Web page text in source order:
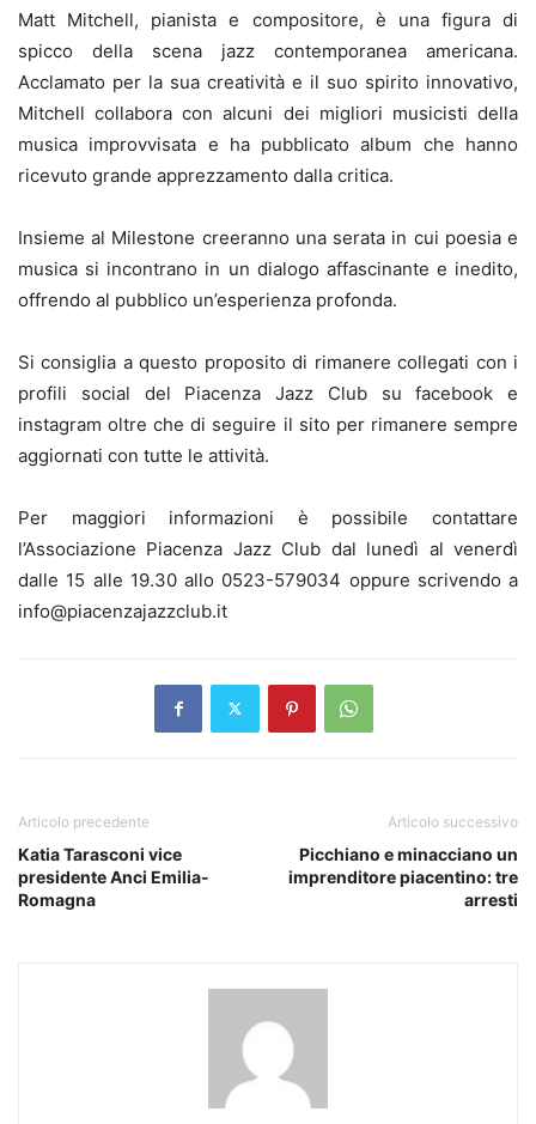
Matt Mitchell, pianista e compositore, è una figura di
spicco della scena jazz contemporanea americana.
Acclamato per la sua creatività e il suo spirito innovativo,
Mitchell collabora con alcuni dei migliori musicisti della
musica improvvisata e ha pubblicato album che hanno
ricevuto grande apprezzamento dalla critica.
Insieme al Milestone creeranno una serata in cui poesia e
musica si incontrano in un dialogo affascinante e inedito,
offrendo al pubblico un’esperienza profonda.
Si consiglia a questo proposito di rimanere collegati con i
profili social del Piacenza Jazz Club su facebook e
instagram oltre che di seguire il sito per rimanere sempre
aggiornati con tutte le attività.
Per maggiori informazioni è possibile contattare
l’Associazione Piacenza Jazz Club dal lunedì al venerdì
dalle 15 alle 19.30 allo 0523-579034 oppure scrivendo a
info@piacenzajazzclub.it
Articolo precedente
Katia Tarasconi vice
presidente Anci Emilia-
Romagna
Articolo successivo
Picchiano e minacciano un
imprenditore piacentino: tre
arresti